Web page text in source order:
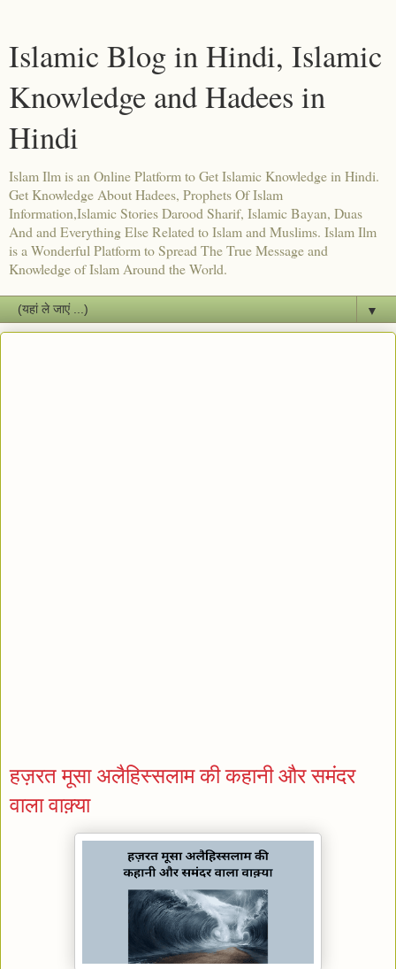
Islamic Blog in Hindi, Islamic
Knowledge and Hadees in
Hindi
Islam Ilm is an Online Platform to Get Islamic Knowledge in Hindi.
Get Knowledge About Hadees, Prophets Of Islam
Information,Islamic Stories Darood Sharif, Islamic Bayan, Duas
And and Everything Else Related to Islam and Muslims. Islam Ilm
is a Wonderful Platform to Spread The True Message and
Knowledge of Islam Around the World.
▼
हज़रत मूसा अलैहिस्सलाम की कहानी और समंदर
वाला वाक़्या